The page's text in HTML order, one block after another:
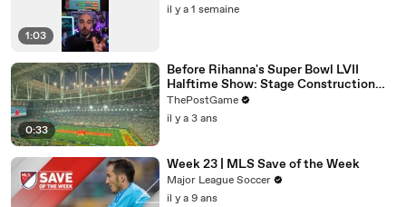
1:03
il y a 1 semaine
0:33
Before Rihanna's Super Bowl LVII
Halftime Show: Stage Construction
Timelapse
ThePostGame
il y a 3 ans
Week 23 | MLS Save of the Week
Major League Soccer
il y a 9 ans